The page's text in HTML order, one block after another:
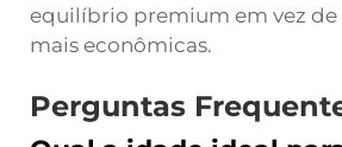
equilíbrio premium em vez de
mais econômicas.
Perguntas